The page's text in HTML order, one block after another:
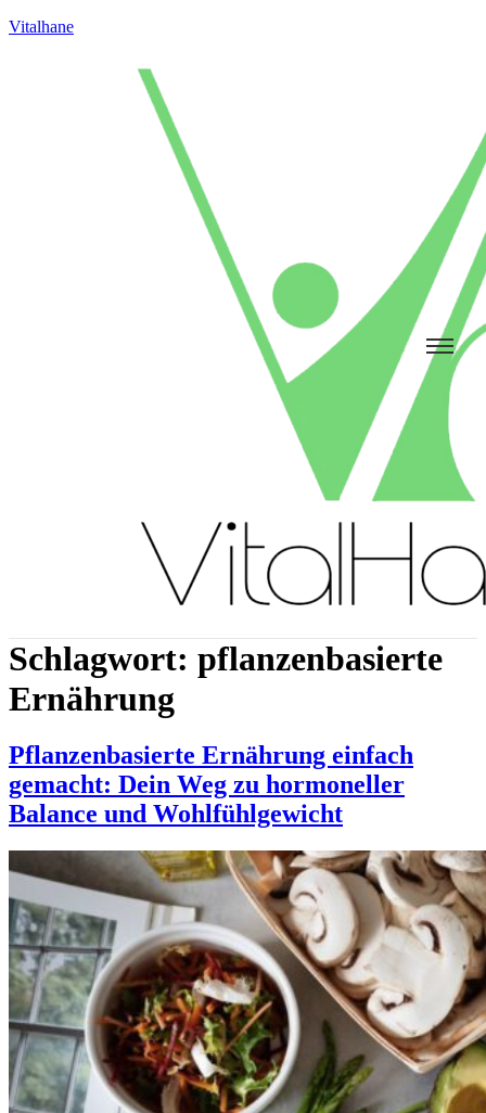
Vitalhane
Schlagwort: pflanzenbasierte
Ernährung
Pflanzenbasierte Ernährung einfach
gemacht: Dein Weg zu hormoneller
Balance und Wohlfühlgewicht